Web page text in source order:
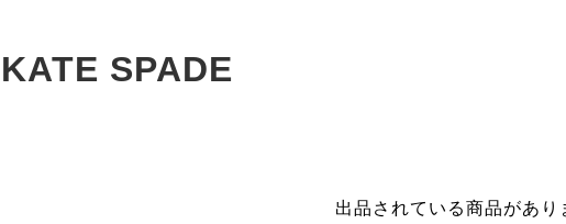
KATE SPADE
出品されている商品があり